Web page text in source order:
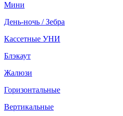
Мини
День-ночь / Зебра
Кассетные УНИ
Блэкаут
Жалюзи
Горизонтальные
Вертикальные